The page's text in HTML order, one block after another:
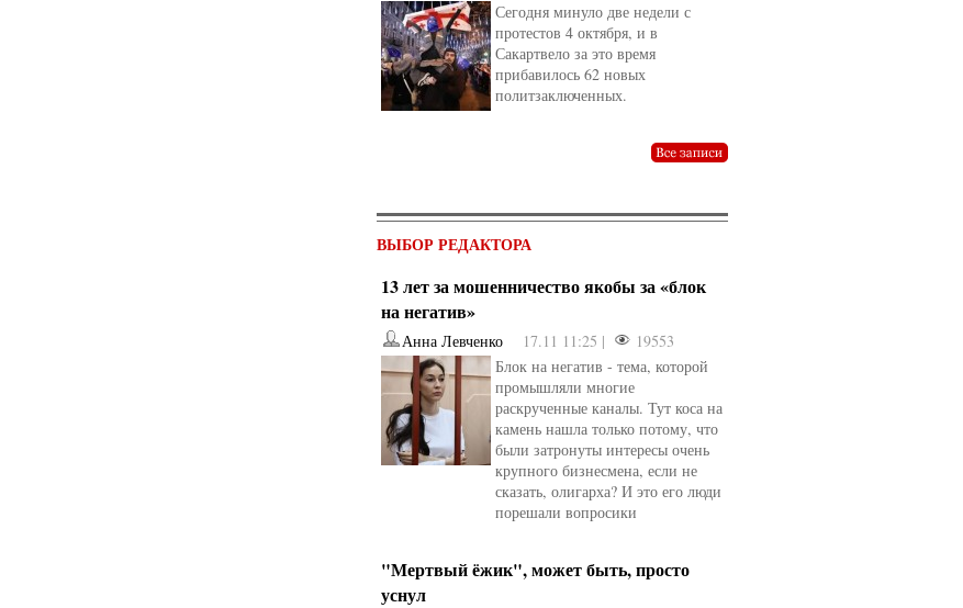
от Ирина Иновели от kotyaravesel
Сегодня минуло две недели с
протестов 4 октября, и в
Сакартвело за это время
прибавилось 62 новых
политзаключенных.
ВЫБОР РЕДАКТОРА
13 лет за мошенничество якобы за «блок
на негатив»
Анна Левченко 17.11 11:25 |
19553
Блок на негатив - тема, которой
промышляли многие
раскрученные каналы. Тут коса на
камень нашла только потому, что
были затронуты интересы очень
крупного бизнесмена, если не
сказать, олигарха? И это его люди
порешали вопросики
"Мертвый ёжик", может быть, просто
уснул